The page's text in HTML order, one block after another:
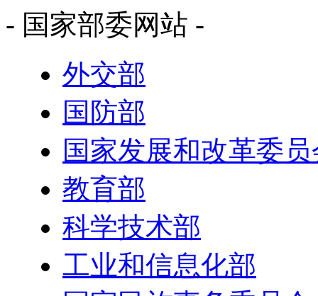
- 国家部委网站 -
外交部
国防部
国家发展和改革委
教育部
科学技术部
工业和信息化部